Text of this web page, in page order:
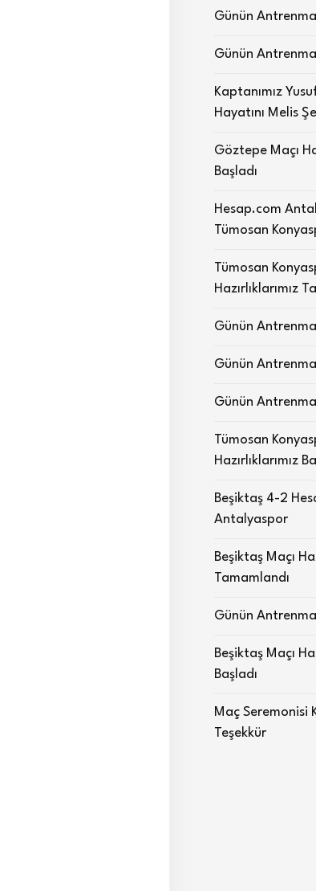
Günün
Günün
Kaptanımız
Hayatını Melis
Göztepe Maçı
Başladı
Hesap.com
Tümosan
Tümosan
Hazırlıklarımız
Günün
Günün
Günün
Tümosan
Hazırlıklarımız
Beşiktaş 4-2
Antalyaspor
Beşiktaş Maçı
Tamamlandı
Günün
Beşiktaş Maçı
Başladı
Maç Seremonisi
Teşekkür